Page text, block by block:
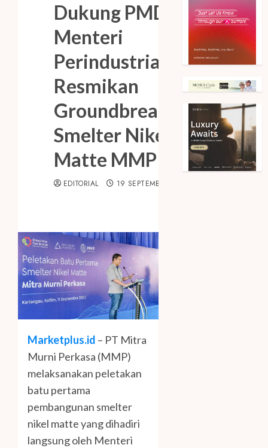
Dukung PMDN,
Menteri
Perindustrian
Resmikan
Groundbreaking
Smelter Nikel
Matte MMP
EDITORIAL 19 SEPTEMBER 2023
Marketplus.id – PT Mitra
Murni Perkasa (MMP)
melaksanakan peletakan
batu pertama
pembangunan smelter
nikel matte yang dihadiri
langsung oleh Menteri